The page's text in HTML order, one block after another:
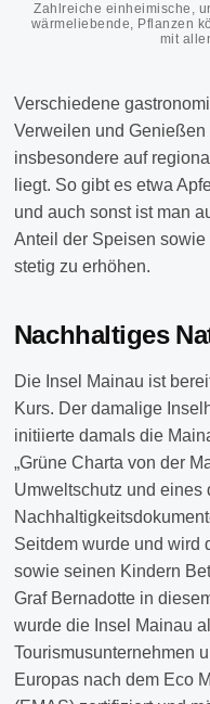
Zahlreiche einheimische,
wärmeliebende, Pflanzen
mit
Verschiedene
Verweilen und
insbesondere auf
liegt. So gibt es etwa
und auch sonst ist man
Anteil der Speisen
stetig zu erhöhen.
Nachhaltiges
Die Insel Mainau ist
Kurs. Der damalige
initiierte damals die
„Grüne Charta von der
Umweltschutz und eines
Seitdem wurde und wird
sowie seinen Kindern
Graf Bernadotte in
wurde die Insel Mainau
Tourismusunternehmen
Europas nach dem Eco